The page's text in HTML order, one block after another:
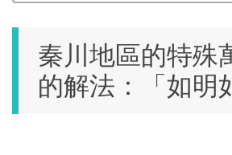
秦川地區的特殊
的解法：「如明